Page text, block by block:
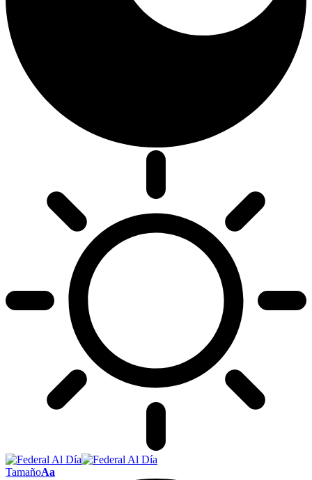
TamañoAa